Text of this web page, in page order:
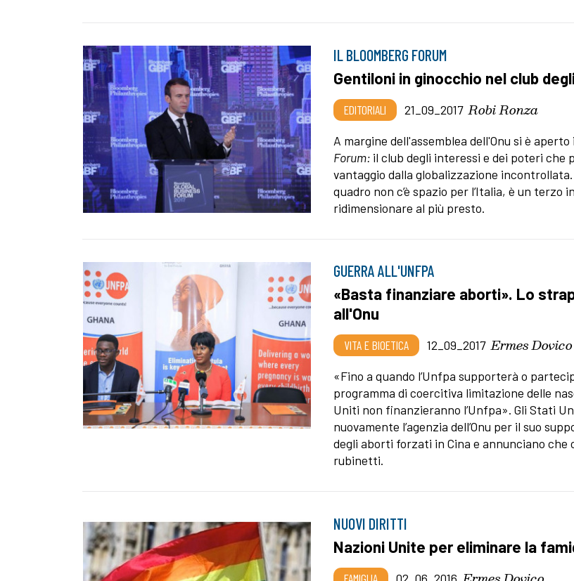
IL BLOOMBERG FORUM
Gentiloni in ginocchio nel club
EDITORIALI 21_09_2017 Robi Ronza
A margine dell'assemblea dell'Onu si è aperto
Forum: il club degli interessi e dei poteri che
vantaggio dalla globalizzazione
quadro non c’è spazio per l’Italia, è un terzo
ridimensionare al più presto.
GUERRA ALL'UNFPA
«Basta finanziare aborti». Lo
all'Onu
VITA E BIOETICA 12_09_2017 Ermes Dovico
«Fino a quando l’Unfpa supporterà o
programma di coercitiva limitazione delle
Uniti non finanzieranno l’Unfpa». Gli Stati
nuovamente l’agenzia dell’Onu per il suo
degli aborti forzati in Cina e annunciano che
rubinetti.
NUOVI DIRITTI
Nazioni Unite per eliminare la